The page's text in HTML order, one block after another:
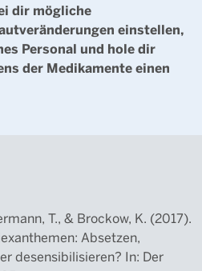
dir mögliche
einstellen,
Personal und hole dir
der Medikamente einen
T., & Brockow, K. (2017).
Absetzen,
desensibilisieren? In: Der